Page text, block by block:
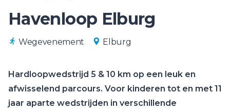
Havenloop Elburg
Wegevenement Elburg
Hardloopwedstrijd 5 & 10 km op een leuk en
afwisselend parcours. Voor kinderen tot en met 11
jaar aparte wedstrijden in verschillende